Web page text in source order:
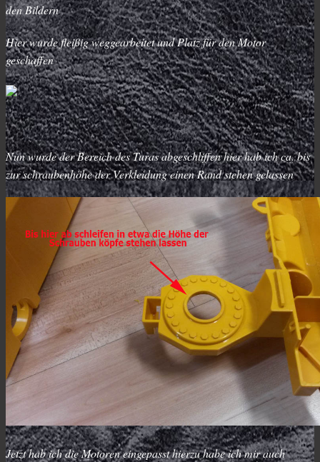
den Bildern
Hier wurde fleißig weggearbeitet und Platz für den Motor
geschaffen
Nun wurde der Bereich des Turas abgeschliffen hier hab ich ca. bis
zur schraubenhöhe der Verkleidung einen Rand stehen gelassen
Jetzt hab ich die Motoren eingepasst hierzu habe ich mir auch